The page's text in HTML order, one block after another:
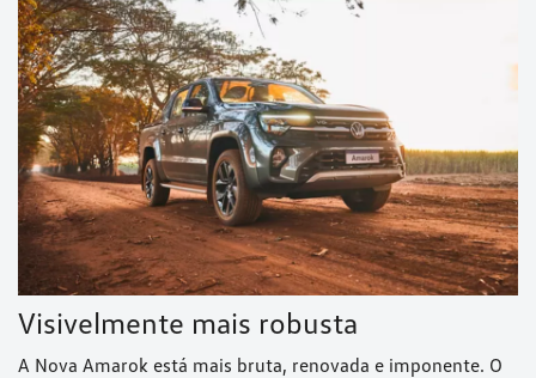
Visivelmente mais robusta
A Nova Amarok está mais bruta, renovada e imponente. O